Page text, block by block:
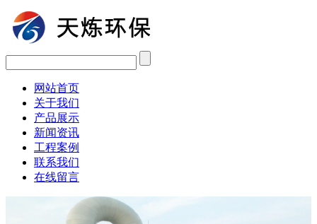
网站首页
关于我们
产品展示
新闻资讯
工程案例
联系我们
在线留言